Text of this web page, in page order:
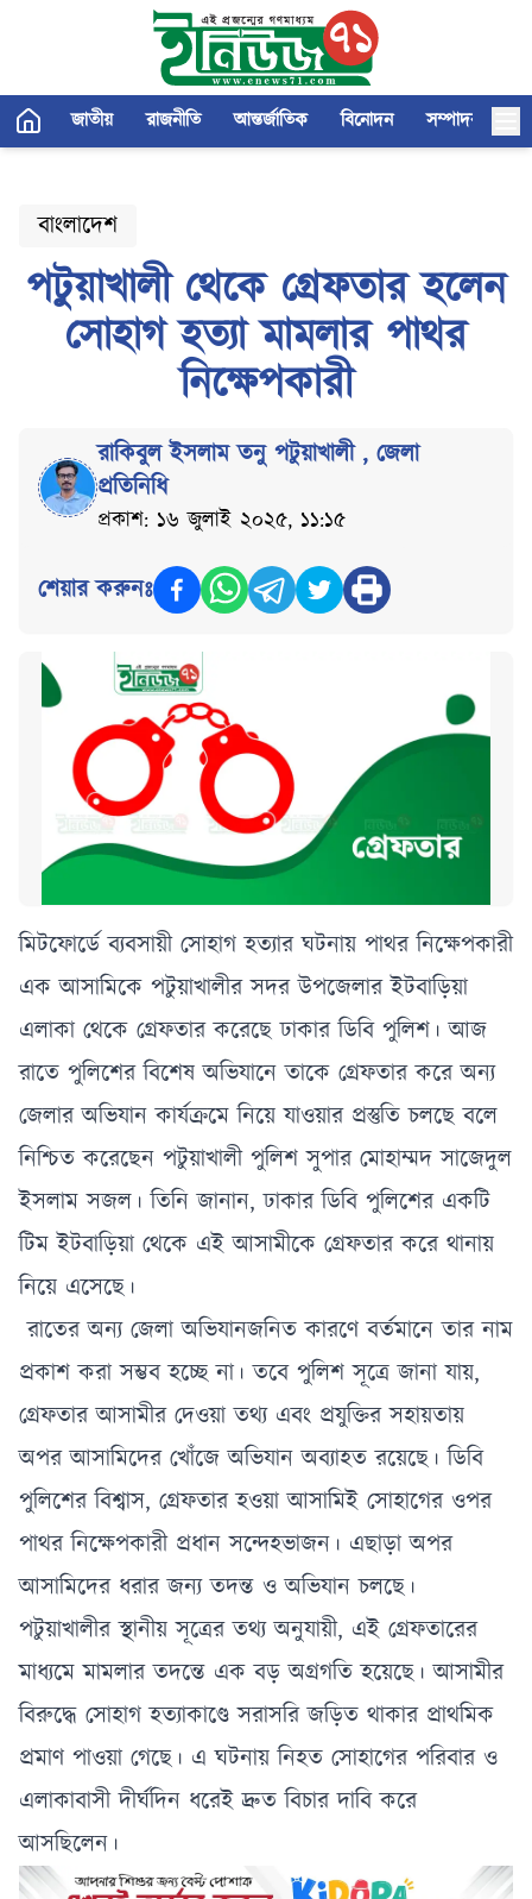
জাতীয় রাজনীতি আন্তর্জাতিক বিনোদন সম্পাদকীয়
বাংলাদেশ
পটুয়াখালী থেকে গ্রেফতার হলেন
সোহাগ হত্যা মামলার পাথর
নিক্ষেপকারী
রাকিবুল ইসলাম তনু পটুয়াখালী , জেলা
প্রতিনিধি
প্রকাশ: ১৬ জুলাই ২০২৫, ১১:১৫
শেয়ার করুনঃ
মিটফোর্ডে ব্যবসায়ী সোহাগ হত্যার ঘটনায় পাথর নিক্ষেপকারী
এক আসামিকে পটুয়াখালীর সদর উপজেলার ইটবাড়িয়া
এলাকা থেকে গ্রেফতার করেছে ঢাকার ডিবি পুলিশ। আজ
রাতে পুলিশের বিশেষ অভিযানে তাকে গ্রেফতার করে অন্য
জেলার অভিযান কার্যক্রমে নিয়ে যাওয়ার প্রস্তুতি চলছে বলে
নিশ্চিত করেছেন পটুয়াখালী পুলিশ সুপার মোহাম্মদ সাজেদুল
ইসলাম সজল। তিনি জানান, ঢাকার ডিবি পুলিশের একটি
টিম ইটবাড়িয়া থেকে এই আসামীকে গ্রেফতার করে থানায়
নিয়ে এসেছে।
রাতের অন্য জেলা অভিযানজনিত কারণে বর্তমানে তার নাম
প্রকাশ করা সম্ভব হচ্ছে না। তবে পুলিশ সূত্রে জানা যায়,
গ্রেফতার আসামীর দেওয়া তথ্য এবং প্রযুক্তির সহায়তায়
অপর আসামিদের খোঁজে অভিযান অব্যাহত রয়েছে। ডিবি
পুলিশের বিশ্বাস, গ্রেফতার হওয়া আসামিই সোহাগের ওপর
পাথর নিক্ষেপকারী প্রধান সন্দেহভাজন। এছাড়া অপর
আসামিদের ধরার জন্য তদন্ত ও অভিযান চলছে।
পটুয়াখালীর স্থানীয় সূত্রের তথ্য অনুযায়ী, এই গ্রেফতারের
মাধ্যমে মামলার তদন্তে এক বড় অগ্রগতি হয়েছে। আসামীর
বিরুদ্ধে সোহাগ হত্যাকাণ্ডে সরাসরি জড়িত থাকার প্রাথমিক
প্রমাণ পাওয়া গেছে। এ ঘটনায় নিহত সোহাগের পরিবার ও
এলাকাবাসী দীর্ঘদিন ধরেই দ্রুত বিচার দাবি করে
আসছিলেন।